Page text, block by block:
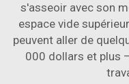
s'asseoir avec son
espace vide
peuvent aller de
000 dollars et plus